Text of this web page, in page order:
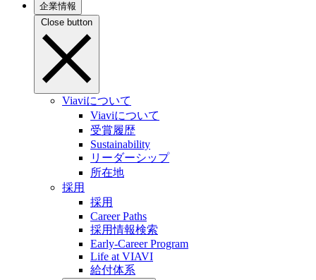
企業情報
Close button
Viaviについて
Viaviについて
受賞履歴
Sustainability
リーダーシップ
所在地
採用
採用
Career Paths
採用情報検索
Early-Career Program
Life at VIAVI
給付体系